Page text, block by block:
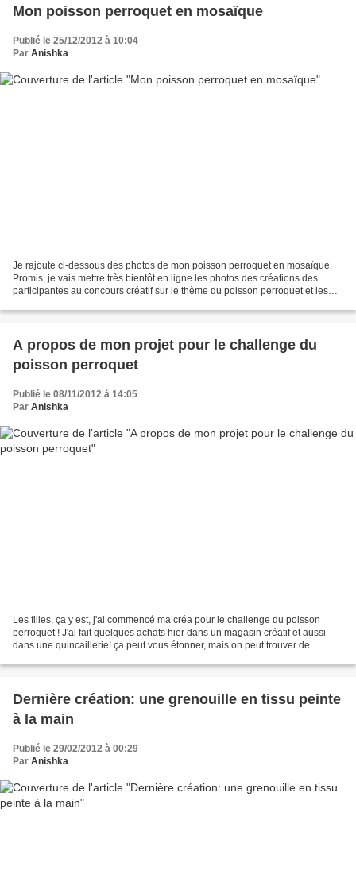
Mon poisson perroquet en mosaïque
Publié le 25/12/2012 à 10:04
Par Anishka
Je rajoute ci-dessous des photos de mon poisson perroquet en mosaïque.
Promis, je vais mettre très bientôt en ligne les photos des créations des
participantes au concours créatif sur le thème du poisson perroquet et les
A propos de mon projet pour le challenge du
poisson perroquet
Publié le 08/11/2012 à 14:05
Par Anishka
Les filles, ça y est, j'ai commencé ma créa pour le challenge du poisson
perroquet ! J'ai fait quelques achats hier dans un magasin créatif et aussi
dans une quincaillerie! ça peut vous étonner, mais on peut trouver de
Dernière création: une grenouille en tissu peinte
à la main
Publié le 29/02/2012 à 00:29
Par Anishka